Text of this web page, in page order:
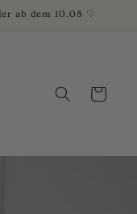
ab dem 10.08 ♡
Warenkorb